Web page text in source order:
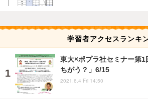
学習者アクセスランキ
東大×ポプラ社セミナー第1
ちがう？」6/15
2021.6.4 Fri 14:50